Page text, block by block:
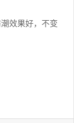
效果好，不变